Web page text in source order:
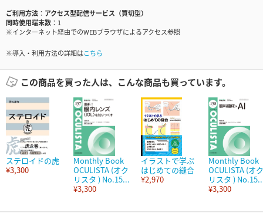
ご利用方法
アクセス型配信サービス（買切型）
同時使用端末数
1
※インターネット経由でのWEBブラウザによるアクセス参照
※導入・利用方法の詳細はこちら
この商品を買った人は、こんな商品も買っています。
ステロイドの虎
¥3,300
Monthly Book
OCULISTA (オク
リスタ ) No.15...
¥3,300
イラストで学ぶ
はじめての縫合
¥2,970
Monthly Book
OCULISTA (オク
リスタ )
¥3,300